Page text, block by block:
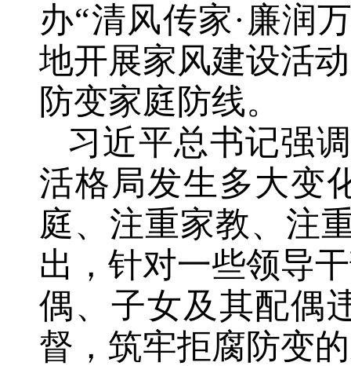
办“清风传家·廉润
地开展家风建设活
防变家庭防线。
习近平总书记强
活格局发生多大变
庭、注重家教、注
出，针对一些领导
偶、子女及其配偶
督，筑牢拒腐防变